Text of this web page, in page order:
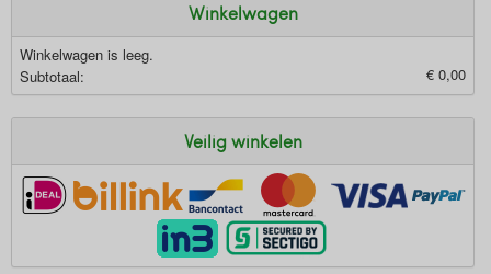
Winkelwagen
Winkelwagen is leeg.
Subtotaal:
€ 0,00
Veilig winkelen